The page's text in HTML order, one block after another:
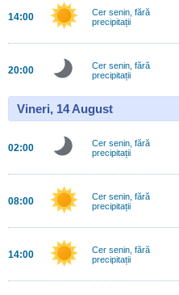
14:00
Cer senin, fără
precipitații
20:00
Cer senin, fără
precipitații
Vineri, 14 August
02:00
Cer senin, fără
precipitații
08:00
Cer senin, fără
precipitații
14:00
Cer senin, fără
precipitații